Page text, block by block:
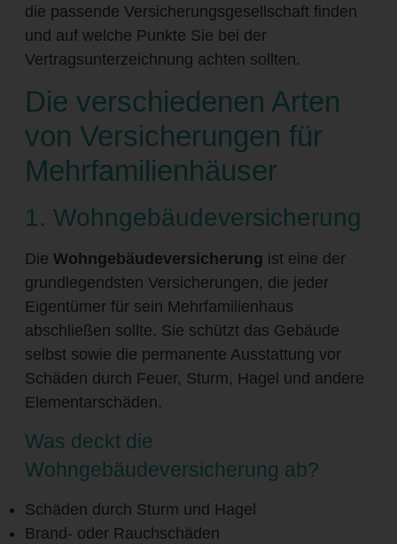
die passende Versicherungsgesellschaft finden
und auf welche Punkte Sie bei der
Vertragsunterzeichnung achten sollten.
Die verschiedenen Arten
von Versicherungen für
Mehrfamilienhäuser
1. Wohngebäudeversicherung
Die Wohngebäudeversicherung ist eine der
grundlegendsten Versicherungen, die jeder
Eigentümer für sein Mehrfamilienhaus
abschließen sollte. Sie schützt das Gebäude
selbst sowie die permanente Ausstattung vor
Schäden durch Feuer, Sturm, Hagel und andere
Elementarschäden.
Was deckt die
Wohngebäudeversicherung ab?
Schäden durch Sturm und Hagel
Brand- oder Rauchschäden